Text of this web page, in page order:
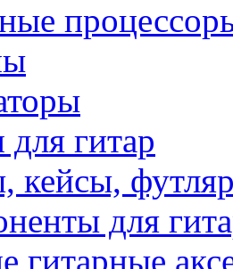
гитар
кейсы,
для
гитарные